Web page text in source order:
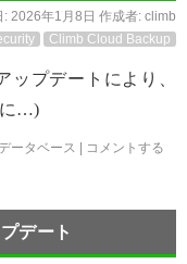
: 2026年1月8日 作成者: climb
Climb Cloud Backup
ップデートにより、
に…)
データベース コメントする
デート